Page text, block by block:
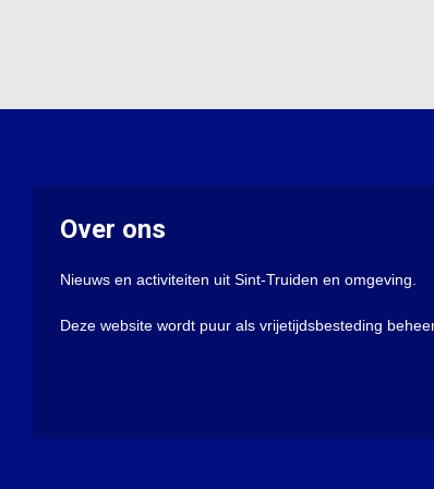
Over ons
Nieuws en activiteiten uit Sint-Truiden en omgeving.
Deze website wordt puur als vrijetijdsbesteding